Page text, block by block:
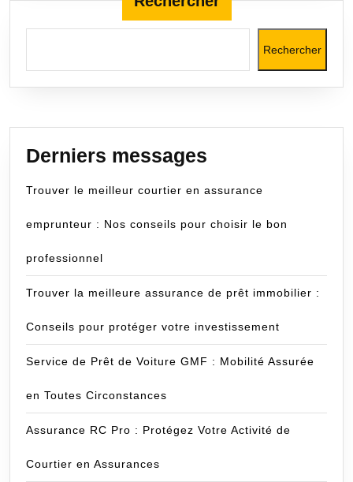
Rechercher
Derniers messages
Trouver le meilleur courtier en assurance
emprunteur : Nos conseils pour choisir le bon
professionnel
Trouver la meilleure assurance de prêt immobilier :
Conseils pour protéger votre investissement
Service de Prêt de Voiture GMF : Mobilité Assurée
en Toutes Circonstances
Assurance RC Pro : Protégez Votre Activité de
Courtier en Assurances